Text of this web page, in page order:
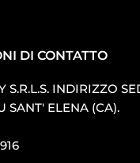
DI CONTATTO
S.R.L.S. INDIRIZZO
SANT′ ELENA (CA).